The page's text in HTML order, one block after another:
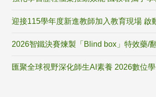
迎接115學年度新進教師加入教育現場 啟
2026智鐵決賽煉製「Blind box」特效藥/
匯聚全球視野深化師生AI素養 2026數位